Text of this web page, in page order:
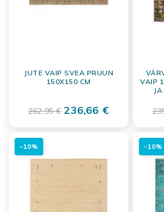
JUTE VAIP SVEA PRUUN
150X150 CM
262,95 € 236,66 €
VAIP
−10% −10%